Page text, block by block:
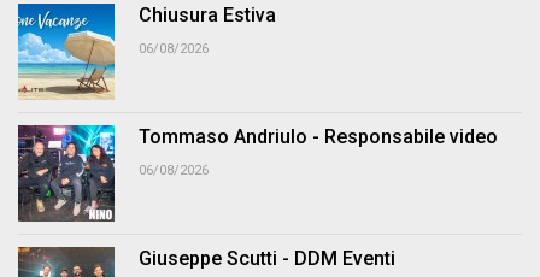
Chiusura Estiva
06/08/2026
Tommaso Andriulo - Responsabile video
06/08/2026
Giuseppe Scutti - DDM Eventi